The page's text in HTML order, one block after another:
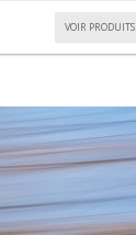
VOIR PRODUITS